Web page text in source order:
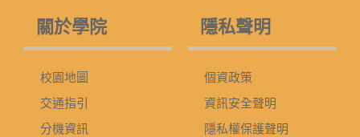
關於學院
校園地圖
交通指引
分機資訊
隱私聲明
個資政策
資訊安全聲明
隱私權保護聲明